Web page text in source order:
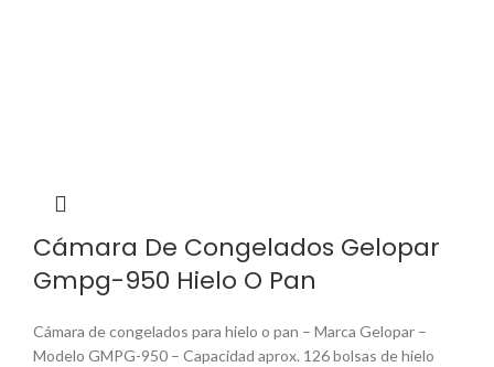
Cámara De Congelados Gelopar
Gmpg-950 Hielo O Pan
Cámara de congelados para hielo o pan – Marca Gelopar –
Modelo GMPG-950 – Capacidad aprox. 126 bolsas de hielo